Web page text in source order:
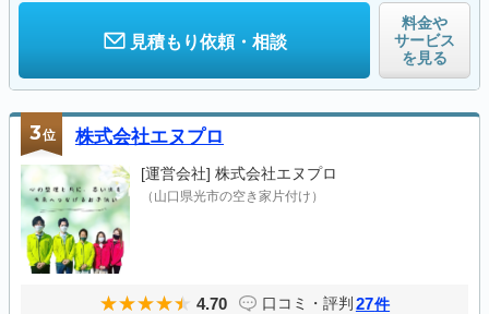
見積もり依頼・相談
料金や
サービス
を見る
3位 株式会社エヌプロ
[運営会社] 株式会社エヌプロ
（山口県光市の空き家片付け）
4.70 口コミ・評判 27件